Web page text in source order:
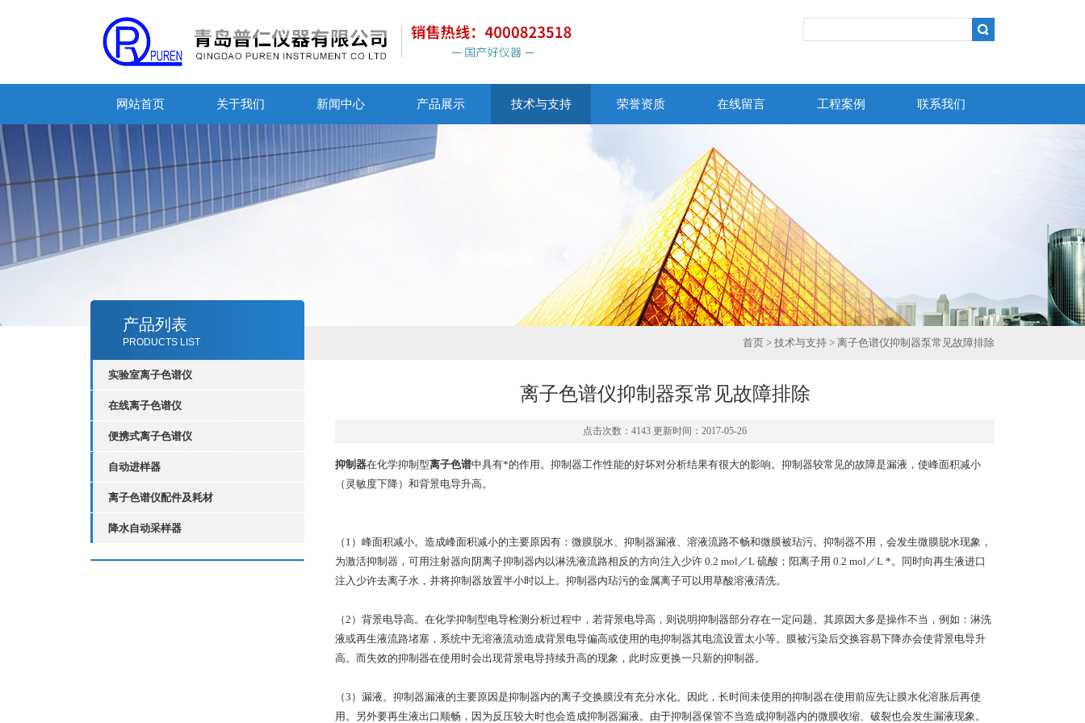
网站首页 关于我们 新闻中心 产品展示 技术与支持 荣誉资质 在线留言 工程案例 联系我们
产品列表
PRODUCTS LIST
实验室离子色谱仪
在线离子色谱仪
便携式离子色谱仪
自动进样器
离子色谱仪配件及耗材
降水自动采样器
首页 > 技术与支持 > 离子色谱仪抑制器泵常见故障排除
离子色谱仪抑制器泵常见故障排除
点击次数：4143 更新时间：2017-05-26
抑制器在化学抑制型离子色谱中具有*的作用。抑制器工作性能的好坏对分析结果有很大的影响。抑制器较常见的故障是漏液，使峰面积减小
（灵敏度下降）和背景电导升高。
（1）峰面积减小。造成峰面积减小的主要原因有：微膜脱水、抑制器漏液、溶液流路不畅和微膜被玷污。抑制器不用，会发生微膜脱水现象，
为激活抑制器，可用注射器向阴离子抑制器内以淋洗液流路相反的方向注入少许 0.2 mol／L 硫酸；阳离子用 0.2 mol／L *。同时向再生液进口
注入少许去离子水，并将抑制器放置半小时以上。抑制器内玷污的金属离子可以用草酸溶液清洗。
（2）背景电导高。在化学抑制型电导检测分析过程中，若背景电导高，则说明抑制器部分存在一定问题。其原因大多是操作不当，例如：淋洗
液或再生液流路堵塞，系统中无溶液流动造成背景电导偏高或使用的电抑制器其电流设置太小等。膜被污染后交换容易下降亦会使背景电导升
高。而失效的抑制器在使用时会出现背景电导持续升高的现象，此时应更换一只新的抑制器。
（3）漏液。抑制器漏液的主要原因是抑制器内的离子交换膜没有充分水化。因此，长时间未使用的抑制器在使用前应先让膜水化溶胀后再使
用。另外要再生液出口顺畅，因为反压较大时也会造成抑制器漏液。由于抑制器保管不当造成抑制器内的微膜收缩、破裂也会发生漏液现象。